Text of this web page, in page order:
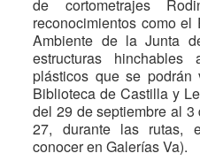
de cortometrajes
reconocimientos como
Ambiente de la Junta
estructuras
plásticos que se
Biblioteca de Castilla y
del 29 de septiembre al
27, durante las rutas,
conocer en Galerías Va).